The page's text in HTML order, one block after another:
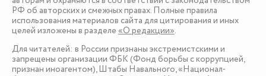
РФ об авторских и смежных правах. Полные правила
использования материалов сайта для цитирования и иных
целей изложены в разделе «О редакции».
Для читателей: в России признаны экстремистскими и
запрещены организации ФБК (Фонд борьбы с коррупцией,
признан иноагентом), Штабы Навального, «Национал-